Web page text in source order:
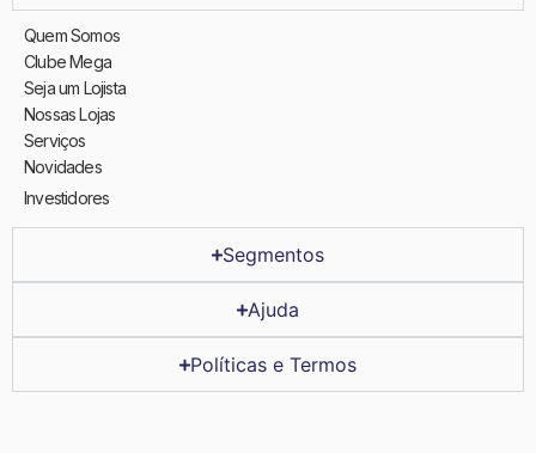
Quem Somos
Clube Mega
Seja um Lojista
Nossas Lojas
Serviços
Novidades
Investidores
Segmentos
Ajuda
Políticas e Termos